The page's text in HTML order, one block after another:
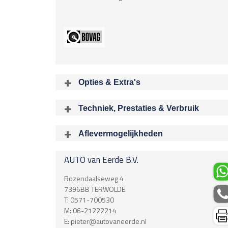
Opties & Extra's
Extra's
Audioinstallatie met CD-speler
Brake Assist System
Dimlichten automatisch
Hill hold functie
Hoofdsteunen anti-whiplash
Multifunctioneel lederen stuurwiel
Multimedia-voorbereiding
Techniek, Prestaties & Verbruik
4
6.50 sec
Boring X Slag
0.00 mm
Rijklaargewicht
1745 kg
Aflevermogelijkheden
AUTO van Eerde B.V.
Rozendaalseweg 4
7396BBTERWOLDE
T: 0571-700530
M: 06-21222214
E: pieter@autovaneerde.nl